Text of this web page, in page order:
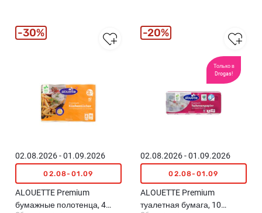
02.08.2026 - 01.09.2026
02.08-01.09
ALOUETTE Premium
бумажные полотенца, 4
30%
Только в
Drogas!
02.08.2026 - 01.09.2026
02.08-01.09
ALOUETTE Premium
туалетная бумага, 10
20%